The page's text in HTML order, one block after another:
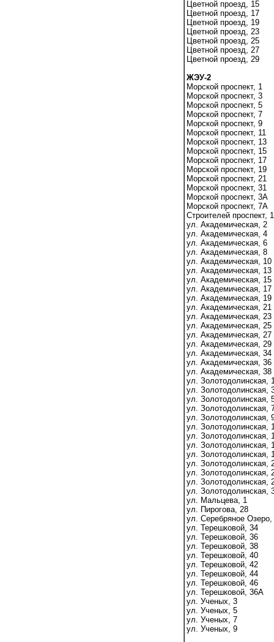
Цветной проезд, 15
Цветной проезд, 17
Цветной проезд, 19
Цветной проезд, 23
Цветной проезд, 25
Цветной проезд, 27
Цветной проезд, 29
ЖЭУ-2
Морской проспект, 1
Морской проспект, 3
Морской проспект, 5
Морской проспект, 7
Морской проспект, 9
Морской проспект, 11
Морской проспект, 13
Морской проспект, 15
Морской проспект, 17
Морской проспект, 19
Морской проспект, 21
Морской проспект, 31
Морской проспект, 3А
Морской проспект, 7А
Строителей проспект,
ул. Академическая, 2
ул. Академическая, 4
ул. Академическая, 6
ул. Академическая, 8
ул. Академическая, 10
ул. Академическая, 13
ул. Академическая, 15
ул. Академическая, 17
ул. Академическая, 19
ул. Академическая, 21
ул. Академическая, 23
ул. Академическая, 25
ул. Академическая, 27
ул. Академическая, 29
ул. Академическая, 34
ул. Академическая, 36
ул. Академическая, 38
ул. Золотодолинская,
ул. Золотодолинская,
ул. Золотодолинская,
ул. Золотодолинская,
ул. Золотодолинская,
ул. Золотодолинская,
ул. Золотодолинская,
ул. Золотодолинская,
ул. Золотодолинская,
ул. Золотодолинская,
ул. Золотодолинская,
ул. Золотодолинская,
ул. Золотодолинская,
ул. Мальцева, 1
ул. Пирогова, 28
ул. Серебряное Озеро,
ул. Терешковой, 34
ул. Терешковой, 36
ул. Терешковой, 38
ул. Терешковой, 40
ул. Терешковой, 42
ул. Терешковой, 44
ул. Терешковой, 46
ул. Терешковой, 36А
ул. Ученых, 3
ул. Ученых, 5
ул. Ученых, 7
ул. Ученых, 9